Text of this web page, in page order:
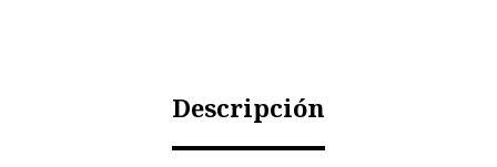
Descripción